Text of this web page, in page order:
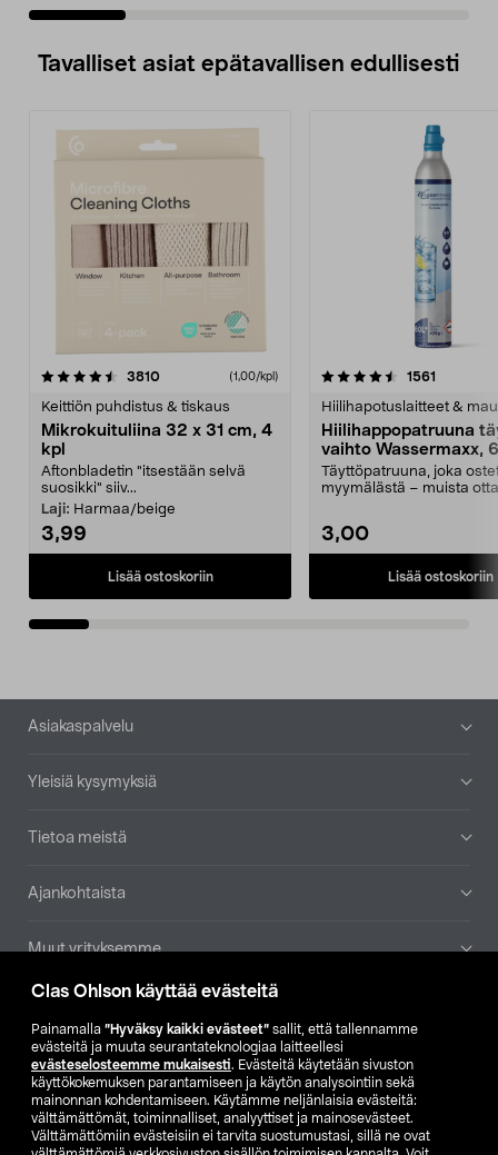
Clas Ohlson käyttää evästeitä
Painamalla ”Hyväksy kaikki evästeet” sallit, että tallennamme
evästeitä ja muuta seurantateknologiaa laitteellesi
evästeselosteemme mukaisesti. Evästeitä käytetään sivuston
käyttökokemuksen parantamiseen ja käytön analysointiin sekä
mainonnan kohdentamiseen. Käytämme neljänlaisia evästeitä:
välttämättömät, toiminnalliset, analyyttiset ja mainosevästeet.
Välttämättömiin evästeisiin ei tarvita suostumustasi, sillä ne ovat
Tavalliset asiat epätavallisen edullisesti
3810arvostelut (1,00/kpl)
Keittiön puhdistus & tiskaus
Mikrokuituliina 32 x 31 cm, 4
kpl
Aftonbladetin "itsestään selvä
suosikki" siiv...
Laji: Harmaa/beige
3,99
Lisää ostoskoriin
4.5viidestä
1561
Hiilihapotuslaitteet &
Hiilihappopatruuna
vaihto Wassermaxx,
Täyttöpatruuna, joka
myymälästä – muista
3,00
Lisää ostoskoriin
4.5viidestä
Alatunniste
Asiakaspalvelu
Yleisiä kysymyksiä
Tietoa meistä
Ajankohtaista
Muut yrityksemme
Etsi myymälä
SE NO FI
FI SV